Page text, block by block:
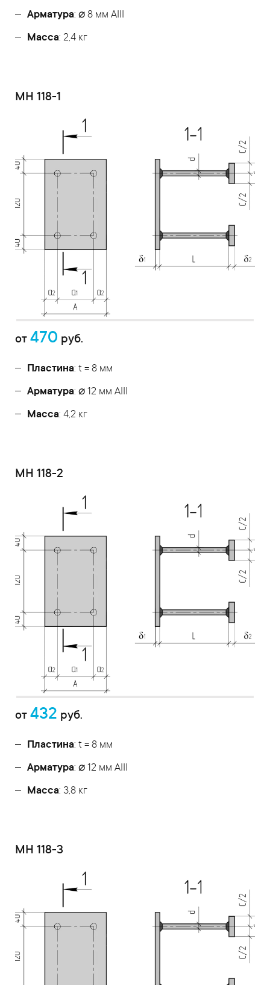
Арматура: ⌀ 8 мм АIII
Масса: 2,4 кг
МН 118-1
от 470 руб.
Пластина: t = 8 мм
Арматура: ⌀ 12 мм АIII
Масса: 4,2 кг
МН 118-2
от 432 руб.
Пластина: t = 8 мм
Арматура: ⌀ 12 мм АIII
Масса: 3,8 кг
МН 118-3